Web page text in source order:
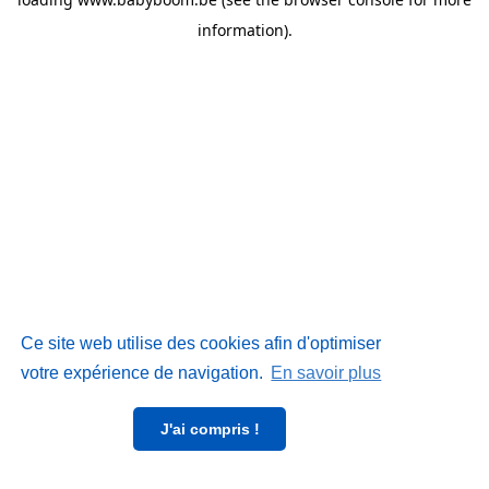
Ce site web utilise des cookies afin d'optimiser
votre expérience de navigation. En savoir plus
J'ai compris !
information).